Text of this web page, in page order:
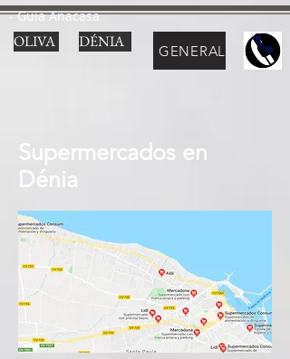
- Guía Anacasa
OLIVA DÉNIA GENERAL
Supermercados en
Dénia